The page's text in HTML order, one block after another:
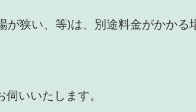
狭い、等)は、別途料金がかかる
いいたします。